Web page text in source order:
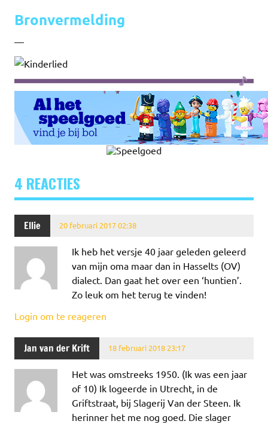
Bronvermelding
—
4 REACTIES
Ellie 20 februari 2017 02:38
Ik heb het versje 40 jaar geleden geleerd
van mijn oma maar dan in Hasselts (OV)
dialect. Dan gaat het over een ‘huntien’.
Zo leuk om het terug te vinden!
Login om te reageren
Jan van der Krift 18 februari 2018 23:17
Het was omstreeks 1950. (Ik was een jaar
of 10) Ik logeerde in Utrecht, in de
Griftstraat, bij Slagerij Van der Steen. Ik
herinner het me nog goed. Die slager